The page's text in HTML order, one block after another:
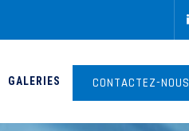
CONTACTEZ-NOUS
GALERIES